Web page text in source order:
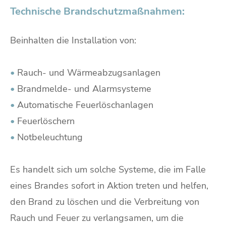
Technische Brandschutzmaßnahmen:
Beinhalten die Installation von:
• Rauch- und Wärmeabzugsanlagen
• Brandmelde- und Alarmsysteme
• Automatische Feuerlöschanlagen
• Feuerlöschern
• Notbeleuchtung
Es handelt sich um solche Systeme, die im Falle
eines Brandes sofort in Aktion treten und helfen,
den Brand zu löschen und die Verbreitung von
Rauch und Feuer zu verlangsamen, um die